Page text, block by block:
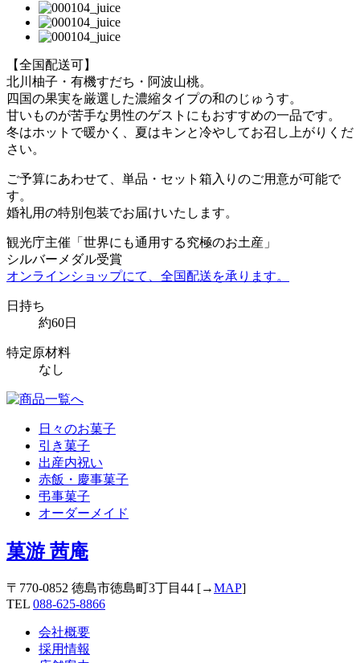
【全国配送可】
北川柚子・有機すだち・阿波山桃。
四国の果実を厳選した濃縮タイプの和のじゅうす。
甘いものが苦手な男性のゲストにもおすすめの一品です。
冬はホットで暖かく、夏はキンと冷やしてお召し上がりくだ
さい。
ご予算にあわせて、単品・セット箱入りのご用意が可能で
す。
婚礼用の特別包装でお届けいたします。
観光庁主催「世界にも通用する究極のお土産」
シルバーメダル受賞
オンラインショップにて、全国配送を承ります。
日持ち
約60日
特定原材料
なし
日々のお菓子
引き菓子
出産内祝い
赤飯・慶事菓子
弔事菓子
オーダーメイド
菓游 茜庵
〒770-0852 徳島市徳島町3丁目44 [→MAP]
TEL 088-625-8866
会社概要
採用情報